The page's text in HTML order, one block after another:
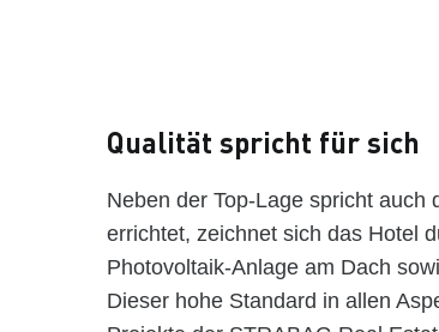
Qualität spricht für sich
Neben der Top-Lage spricht auch
errichtet, zeichnet sich das Hotel
Photovoltaik-Anlage am Dach
Dieser hohe Standard in allen